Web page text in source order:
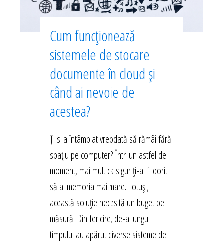
Cum funcționează
sistemele de stocare
documente în cloud și
când ai nevoie de
acestea?
Ți s-a întâmplat vreodată să rămâi fără
spațiu pe computer? Într-un astfel de
moment, mai mult ca sigur ți-ai fi dorit
să ai memoria mai mare. Totuși,
această soluție necesită un buget pe
măsură. Din fericire, de-a lungul
timpului au apărut diverse sisteme de